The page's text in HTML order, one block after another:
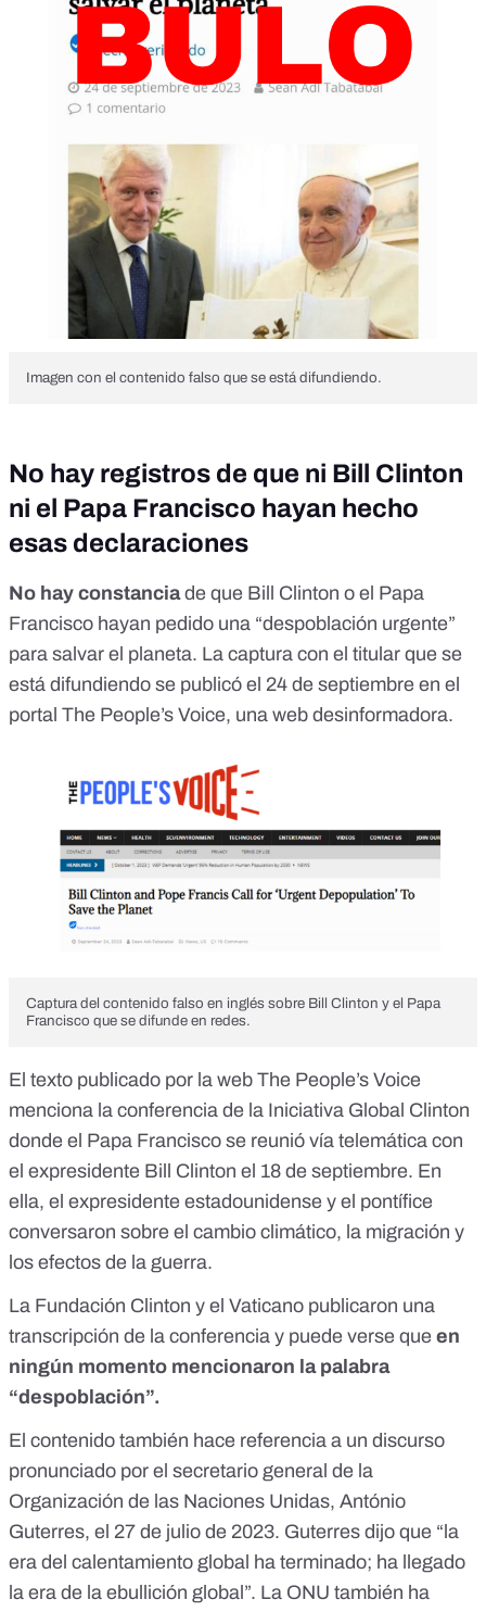
Imagen con el contenido falso que se está difundiendo.
No hay registros de que ni Bill Clinton
ni el Papa Francisco hayan hecho
esas declaraciones
No hay constanciade que Bill Clinton o el Papa
Francisco hayan pedido una “despoblación urgente”
para salvar el planeta. La captura con el titular que se
está difundiendo se publicó el 24 de septiembre en el
portal The People’s Voice, una web desinformadora.
Captura del contenido falso en inglés sobre Bill Clinton y el Papa
Francisco que se difunde en redes.
El texto publicado por la web The People’s Voice
menciona la conferencia de la Iniciativa Global Clinton
donde el Papa Francisco se reunió vía telemática con
el expresidente Bill Clinton el 18 de septiembre. En
ella, el expresidente estadounidense y el pontífice
conversaron sobre el cambio climático, la migración y
los efectos de la guerra.
La Fundación Clinton y el Vaticano publicaron una
transcripción de la conferencia y puede verse que en
ningún momento mencionaron la palabra
“despoblación”.
El contenido también hace referencia a un discurso
pronunciado por el secretario general de la
Organización de las Naciones Unidas, António
Guterres, el 27 de julio de 2023. Guterres dijo que “la
era del calentamiento global ha terminado; ha llegado
la era de la ebullición global”. La ONU también ha